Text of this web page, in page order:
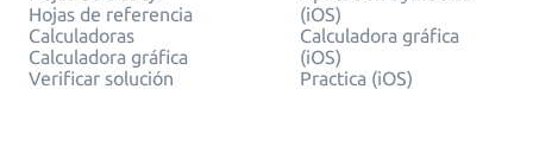
Hojas de referencia
Calculadoras
Calculadora gráfica
Verificar solución
(iOS)
Calculadora gráfica
(iOS)
Practica (iOS)